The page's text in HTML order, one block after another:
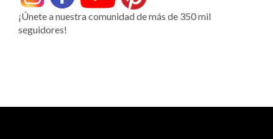
¡Únete a nuestra comunidad de más de 350 mil
seguidores!